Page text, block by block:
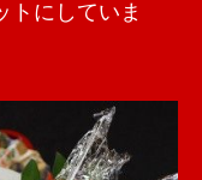
トにしていま